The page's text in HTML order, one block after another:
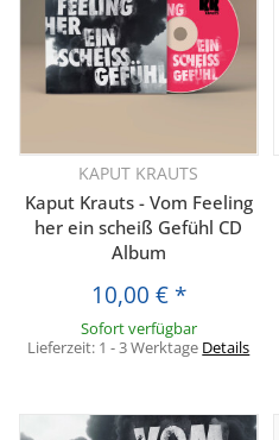
KAPUT KRAUTS
Kaput Krauts - Vom Feeling
her ein scheiß Gefühl CD
Album
10,00 € *
Sofort verfügbar
Lieferzeit: 1 - 3 Werktage Details